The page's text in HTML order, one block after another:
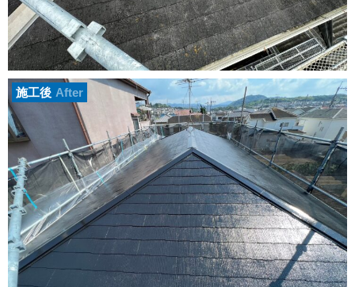
施工後 After